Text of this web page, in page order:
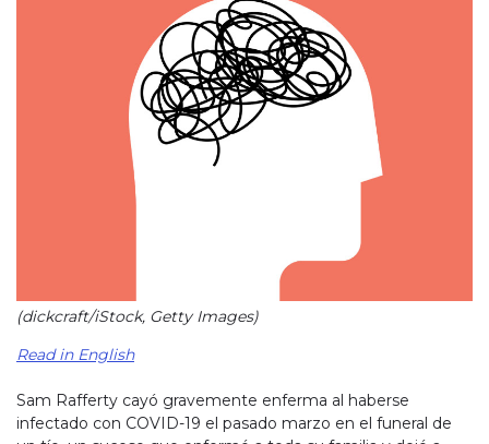
(dickcraft/iStock, Getty Images)
Read in English
Sam Rafferty cayó gravemente enferma al haberse
infectado con COVID-19 el pasado marzo en el funeral de